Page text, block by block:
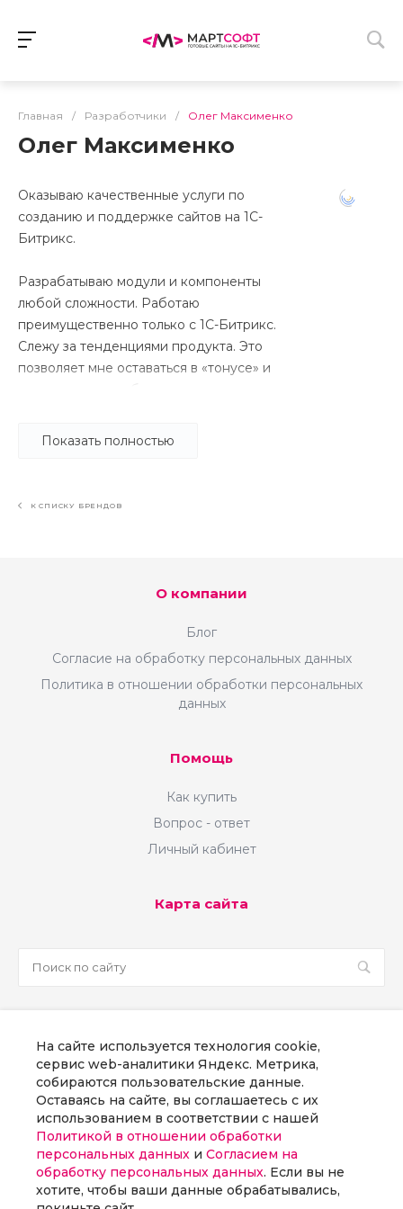
Главная / Разработчики / Олег Максименко
Олег Максименко
Оказываю качественные услуги по
созданию и поддержке сайтов на 1С-
Битрикс.
Разрабатываю модули и компоненты
любой сложности. Работаю
преимущественно только с 1С-Битрикс.
Слежу за тенденциями продукта. Это
позволяет мне оставаться в «тонусе» и
Показать полностью
К СПИСКУ БРЕНДОВ
О компании
Блог
Согласие на обработку персональных данных
Политика в отношении обработки персональных
данных
Помощь
Как купить
Вопрос - ответ
Личный кабинет
Карта сайта
8 800 300 58 70
г. Москва, наб Пресненская, д. 8, стр. 1
Заказать звонок
На сайте используется технология cookie,
сервис web-аналитики Яндекс. Метрика,
собираются пользовательские данные.
Оставаясь на сайте, вы соглашаетесь с их
использованием в соответствии с нашей
Политикой в отношении обработки
персональных данных и Согласием на
обработку персональных данных. Если вы не
хотите, чтобы ваши данные обрабатывались,